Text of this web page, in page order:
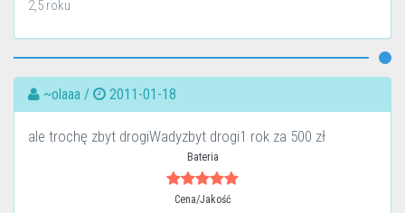
2,5 roku
~olaaa / 2011-01-18
ale trochę zbyt drogiWadyzbyt drogi1 rok za 500 zł
Bateria
Cena/Jakość